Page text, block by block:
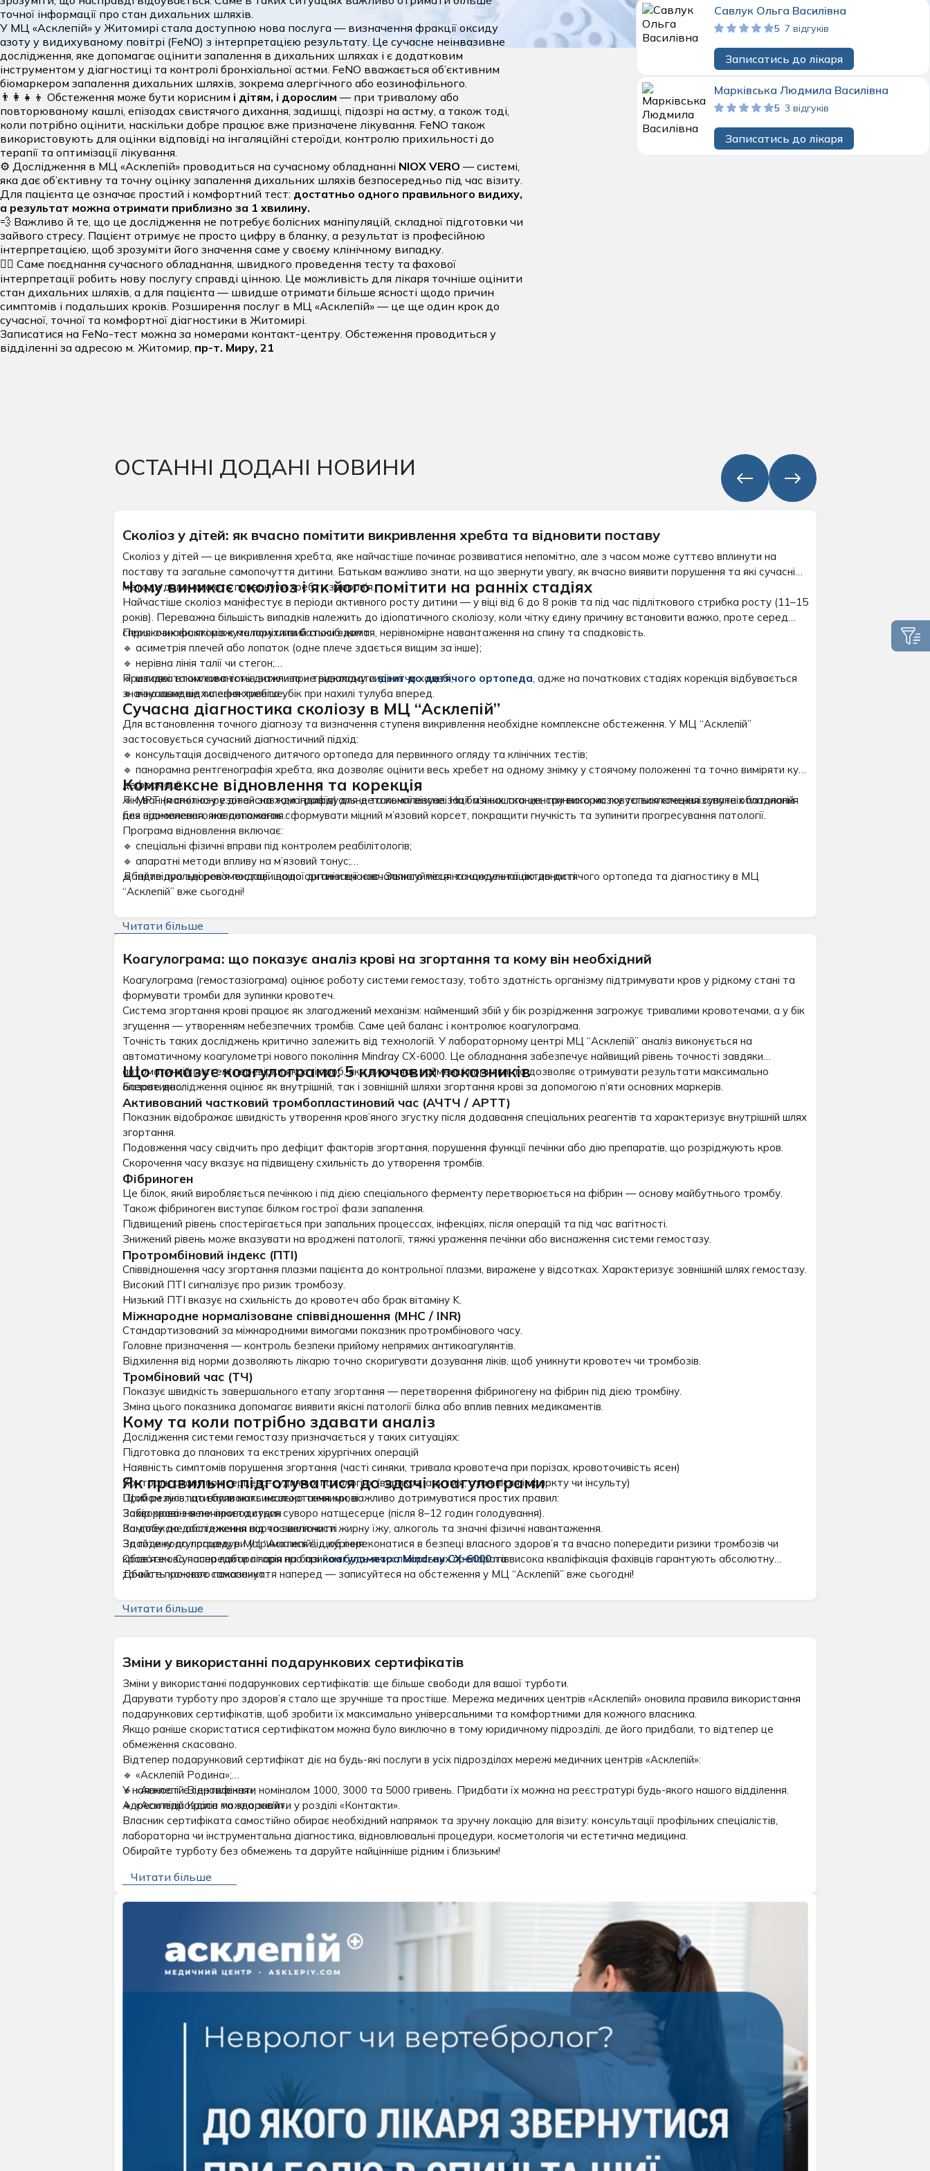
точної інформації про стан дихальних шляхів.
У МЦ «Асклепій» у Житомирі стала доступною нова послуга — визначення фракції оксиду
азоту у видихуваному повітрі (FeNO) з інтерпретацією результату. Це сучасне неінвазивне
дослідження, яке допомагає оцінити запалення в дихальних шляхах і є додатковим
інструментом у діагностиці та контролі бронхіальної астми. FeNO вважається об’єктивним
біомаркером запалення дихальних шляхів, зокрема алергічного або еозинофільного.
👨‍👩‍👧‍👦 Обстеження може бути корисним і дітям, і дорослим — при тривалому або
повторюваному кашлі, епізодах свистячого дихання, задишці, підозрі на астму, а також тоді,
коли потрібно оцінити, наскільки добре працює вже призначене лікування. FeNO також
використовують для оцінки відповіді на інгаляційні стероїди, контролю прихильності до
терапії та оптимізації лікування.
⚙️ Дослідження в МЦ «Асклепій» проводиться на сучасному обладнанні NIOX VERO — системі,
яка дає об’єктивну та точну оцінку запалення дихальних шляхів безпосередньо під час візиту.
Для пацієнта це означає простий і комфортний тест: достатньо одного правильного видиху,
а результат можна отримати приблизно за 1 хвилину.
💨 Важливо й те, що це дослідження не потребує болісних маніпуляцій, складної підготовки чи
зайвого стресу. Пацієнт отримує не просто цифру в бланку, а результат із професійною
інтерпретацією, щоб зрозуміти його значення саме у своєму клінічному випадку.
👩‍⚕️ Саме поєднання сучасного обладнання, швидкого проведення тесту та фахової
інтерпретації робить нову послугу справді цінною. Це можливість для лікаря точніше оцінити
стан дихальних шляхів, а для пацієнта — швидше отримати більше ясності щодо причин
симптомів і подальших кроків. Розширення послуг в МЦ «Асклепій» — це ще один крок до
сучасної, точної та комфортної діагностики в Житомирі.
Записатися на FeNo-тест можна за номерами контакт-центру. Обстеження проводиться у
відділенні за адресою м. Житомир, пр-т. Миру, 21
Савлук Ольга Василівна
5 7 відгуків
Записатись до лікаря
Марківська Людмила Василівна
5 3 відгуків
Записатись до лікаря
ОСТАННІ ДОДАНІ НОВИНИ
Сколіоз у дітей: як вчасно помітити викривлення хребта та відновити поставу
Сколіоз у дітей — це викривлення хребта, яке найчастіше починає розвиватися непомітно, але з часом може суттєво вплинути на
поставу та загальне самопочуття дитини. Батькам важливо знати, на що звернути увагу, як вчасно виявити порушення та які сучасні
методи допомагають повернути хребту здоров’я.
Чому виникає сколіоз і як його помітити на ранніх стадіях
Найчастіше сколіоз маніфестує в періоди активного росту дитини — у віці від 6 до 8 років та під час підліткового стрибка росту (11–15
років). Переважна більшість випадків належить до ідіопатичного сколіозу, коли чітку єдину причину встановити важко, проте серед
сприяючих факторів є малорухливий спосіб життя, нерівномірне навантаження на спину та спадковість.
Перші ознаки, які можуть помітити батьки вдома:
🔹 асиметрія плечей або лопаток (одне плече здається вищим за інше);
🔹 нерівна лінія талії чи стегон;
🔹 швидка втомлюваність дитини при тривалому сидінні чи ходьбі;
🔹 візуальне відхилення хребта убік при нахилі тулуба вперед.
При появі таких симптомів важливо не відкладативізит до дитячого ортопеда, адже на початкових стадіях корекція відбувається
значно швидше та ефективніше.
Сучасна діагностика сколіозу в МЦ “Асклепій”
Для встановлення точного діагнозу та визначення ступеня викривлення необхідне комплексне обстеження. У МЦ “Асклепій”
застосовується сучасний діагностичний підхід:
🔹 консультація досвідченого дитячого ортопеда для первинного огляду та клінічних тестів;
🔹 панорамна рентгенографія хребта, яка дозволяє оцінити весь хребет на одному знімку у стоячому положенні та точно виміряти кут
деформації;
🔹 МРТ (магнітно-резонансна томографія) для детальної візуалізації м’яких тканин, спинного мозку та виключення супутніх патологій
без променевого навантаження.
Комплексне відновлення та корекція
Лікування сколіозу у дітей завжди індивідуальне та комплексне. На базі нашого центру використовується спеціалізоване обладнання
для відновлення, яке допомагає сформувати міцний м’язовий корсет, покращити гнучкість та зупинити прогресування патології.
Програма відновлення включає:
🔹 спеціальні фізичні вправи під контролем реабілітологів;
🔹 апаратні методи впливу на м’язовий тонус;
🔹 індивідуальні рекомендації щодо організації навчального місця та щоденної активності.
Дбайте про здоров’я постави вашої дитини вчасно. Записуйтеся на консультацію до дитячого ортопеда та діагностику в МЦ
“Асклепій” вже сьогодні!
Читати більше
Коагулограма: що показує аналіз крові на згортання та кому він необхідний
Коагулограма (гемостазіограма) оцінює роботу системи гемостазу, тобто здатність організму підтримувати кров у рідкому стані та
формувати тромби для зупинки кровотеч.
Система згортання крові працює як злагоджений механізм: найменший збій у бік розрідження загрожує тривалими кровотечами, а у бік
згущення — утворенням небезпечних тромбів. Саме цей баланс і контролює коагулограма.
Точність таких досліджень критично залежить від технологій. У лабораторному центрі МЦ “Асклепій” аналіз виконується на
автоматичному коагулометрі нового покоління Mindray CX-6000. Це обладнання забезпечує найвищий рівень точності завдяки
автоматичній системі перевірки якості проб, яка виключає найменші помилки, та дозволяє отримувати результати максимально
оперативно.
Що показує коагулограма: 5 ключових показників
Базове дослідження оцінює як внутрішній, так і зовнішній шляхи згортання крові за допомогою п’яти основних маркерів.
Активований частковий тромбопластиновий час (АЧТЧ / APTT)
Показник відображає швидкість утворення кров’яного згустку після додавання спеціальних реагентів та характеризує внутрішній шлях
згортання.
Подовження часу свідчить про дефіцит факторів згортання, порушення функції печінки або дію препаратів, що розріджують кров.
Скорочення часу вказує на підвищену схильність до утворення тромбів.
Фібриноген
Це білок, який виробляється печінкою і під дією спеціального ферменту перетворюється на фібрин — основу майбутнього тромбу.
Також фібриноген виступає білком гострої фази запалення.
Підвищений рівень спостерігається при запальних процессах, інфекціях, після операцій та під час вагітності.
Знижений рівень може вказувати на вроджені патології, тяжкі ураження печінки або виснаження системи гемостазу.
Протромбіновий індекс (ПТІ)
Співвідношення часу згортання плазми пацієнта до контрольної плазми, виражене у відсотках. Характеризує зовнішній шлях гемостазу.
Високий ПТІ сигналізує про ризик тромбозу.
Низький ПТІ вказує на схильність до кровотеч або брак вітаміну K.
Міжнародне нормалізоване співвідношення (МНС / INR)
Стандартизований за міжнародними вимогами показник протромбінового часу.
Головне призначення — контроль безпеки прийому непрямих антикоагулянтів.
Відхилення від норми дозволяють лікарю точно скоригувати дозування ліків, щоб уникнути кровотеч чи тромбозів.
Тромбіновий час (ТЧ)
Показує швидкість завершального етапу згортання — перетворення фібриногену на фібрин під дією тромбіну.
Зміна цього показника допомагає виявити якісні патології білка або вплив певних медикаментів.
Кому та коли потрібно здавати аналіз
Дослідження системи гемостазу призначається у таких ситуаціях:
Підготовка до планових та екстрених хірургічних операцій
Наявність симптомів порушення згортання (часті синяки, тривала кровотеча при порізах, кровоточивість ясен)
Контроль стану при серцево-судинних патологіях (варикоз, аритмія, стан після інфаркту чи інсульту)
Прийом ліків, що впливають на згортання крові
Захворювання печінки та судин
Комплексне обстеження під час вагітності
Як правильно підготуватися до здачі коагулограми
Щоб результати були максимально точними, важливо дотримуватися простих правил:
Забір крові з вени проводиться суворо натщесерце (після 8–12 годин голодування).
За добу до дослідження варто виключити жирну їжу, алкоголь та значні фізичні навантаження.
За годину до процедури утриматися від куріння.
Обов’язково попередити лікаря про прийом будь-яких лікарських препаратів.
Здайте коагулограму в МЦ “Асклепій”, щоб переконатися в безпеці власного здоров’я та вчасно попередити ризики тромбозів чи
кровотеч. Сучасна лабораторія на базікоагулометра Mindray CX-6000та висока кваліфікація фахівців гарантують абсолютну
точність кожного показника.
Дбайте про своє самопочуття наперед — записуйтеся на обстеження у МЦ “Асклепій” вже сьогодні!
Читати більше
Зміни у використанні подарункових сертифікатів
Зміни у використанні подарункових сертифікатів: ще більше свободи для вашої турботи.
Дарувати турботу про здоров’я стало ще зручніше та простіше. Мережа медичних центрів «Асклепій» оновила правила використання
подарункових сертифікатів, щоб зробити їх максимально універсальними та комфортними для кожного власника.
Якщо раніше скористатися сертифікатом можна було виключно в тому юридичному підрозділі, де його придбали, то відтепер це
обмеження скасовано.
Відтепер подарунковий сертифікат діє на будь-які послуги в усіх підрозділах мережі медичних центрів «Асклепій»:
🔹 «Асклепій Родина»;
🔹 «Асклепій Відновлення»;
🔹 «Асклепій Краса та здоров’я».
У наявності є сертифікати номіналом 1000, 3000 та 5000 гривень. Придбати їх можна на реєстратурі будь-якого нашого відділення.
Адреси підрозділів можна знайти у розділі «Контакти».
Власник сертифіката самостійно обирає необхідний напрямок та зручну локацію для візиту: консультації профільних спеціалістів,
лабораторна чи інструментальна діагностика, відновлювальні процедури, косметологія чи естетична медицина.
Обирайте турботу без обмежень та даруйте найцінніше рідним і близьким!
Читати більше